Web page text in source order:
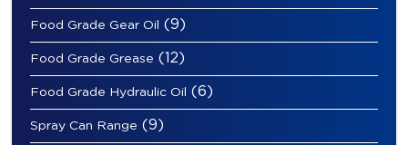
Food Grade Gear Oil (9)
Food Grade Grease (12)
Food Grade Hydraulic Oil (6)
Spray Can Range (9)